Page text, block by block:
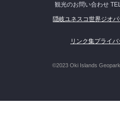
観光のお問い合わせ
隠岐ユネスコ世界ジオ
リンク集プライ
©2023 Oki Islands